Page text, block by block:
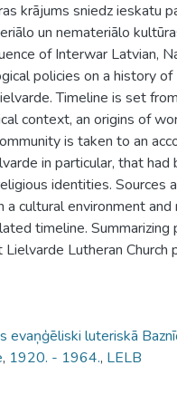
krājums sniedz ieskatu
un nemateriālo
of Interwar Latvian,
policies on a history of
Timeline is set
context, an origins of
is taken to an
in particular, that had
identities. Sources
cultural environment and
timeline. Summarizing
Lutheran Church
evaņģēliski luteriskā
, 1920. - 1964., LELB